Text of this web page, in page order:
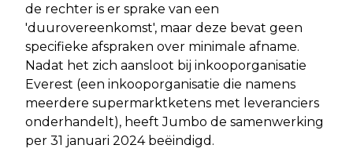
de rechter is er sprake van een
'duurovereenkomst', maar deze bevat geen
specifieke afspraken over minimale afname.
Nadat het zich aansloot bij inkooporganisatie
Everest (een inkooporganisatie die namens
meerdere supermarktketens met leveranciers
onderhandelt), heeft Jumbo de samenwerking
per 31 januari 2024 beëindigd.